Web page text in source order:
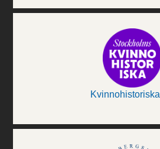
Kvinnohistoriska